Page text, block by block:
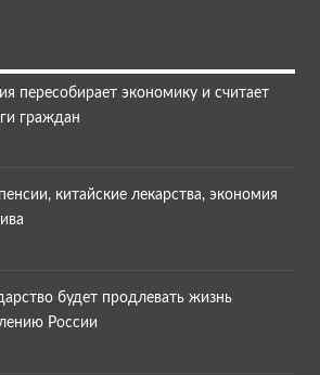
пересобирает экономику и считает
граждан
китайские лекарства, экономия
будет продлевать жизнь
России